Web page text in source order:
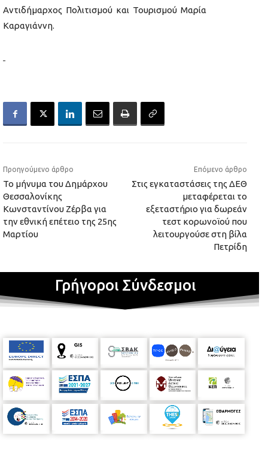
Αντιδήμαρχος Πολιτισμού και Τουρισμού Μαρία
Καραγιάννη.
Προηγούμενο άρθρο
Το μήνυμα του Δημάρχου
Θεσσαλονίκης
Κωνσταντίνου Ζέρβα για
την εθνική επέτειο της 25ης
Μαρτίου
Επόμενο άρθρο
Στις εγκαταστάσεις της ΔΕΘ
μεταφέρεται το
εξεταστήριο για δωρεάν
τεστ κορωνοϊού που
λειτουργούσε στη βίλα
Πετρίδη
Γρήγοροι Σύνδεσμοι